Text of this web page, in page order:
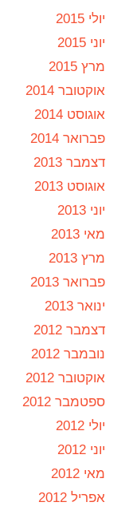
יולי 2015
יוני 2015
מרץ 2015
אוקטובר 2014
אוגוסט 2014
פברואר 2014
דצמבר 2013
אוגוסט 2013
יוני 2013
מאי 2013
מרץ 2013
פברואר 2013
ינואר 2013
דצמבר 2012
נובמבר 2012
אוקטובר 2012
ספטמבר 2012
יולי 2012
יוני 2012
מאי 2012
אפריל 2012